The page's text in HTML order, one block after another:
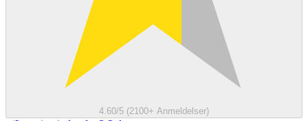
4.60/5 (2100+ Anmeldelser)